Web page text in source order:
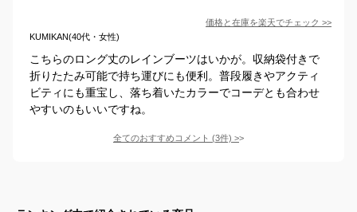
価格と在庫を楽天でチェック >>
KUMIKAN(40代・女性)
こちらのロング丈のレインブーツはいかが。収納袋付きで
折りたたみ可能で持ち運びにも便利。普段履きやアクティ
ビティにも重宝し、落ち着いたカラーでコーデとも合わせ
やすいのもいいですね。
全てのおすすめコメント (3件) >